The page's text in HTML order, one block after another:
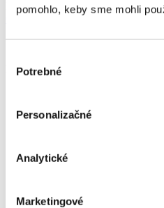
pomohlo, keby sme mohli
súhlasu
Potrebné
Personalizačné
Analytické
Marketingové
Každý týždeň pripravujeme
Odoberať newsletter
práva vyhradené.
Sledujte nás na sociálnych sieťach:
Ochrana súkromia
Obchodné podmienky